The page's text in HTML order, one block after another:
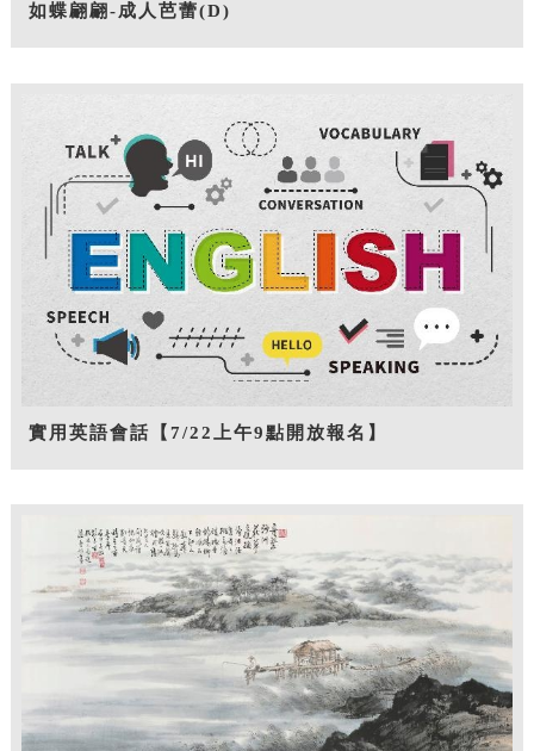
如蝶翩翩-成人芭蕾(D)
實用英語會話【7/22上午9點開放報名】